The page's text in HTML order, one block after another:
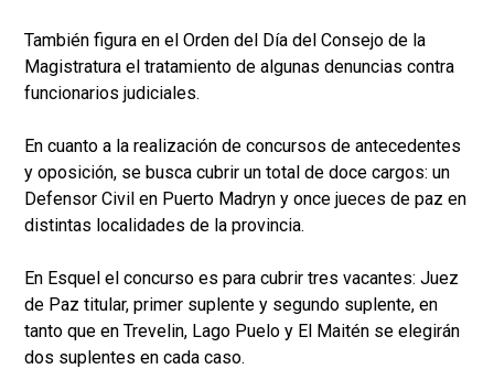
También figura en el Orden del Día del Consejo de la
Magistratura el tratamiento de algunas denuncias contra
funcionarios judiciales.
En cuanto a la realización de concursos de antecedentes
y oposición, se busca cubrir un total de doce cargos: un
Defensor Civil en Puerto Madryn y once jueces de paz en
distintas localidades de la provincia.
En Esquel el concurso es para cubrir tres vacantes: Juez
de Paz titular, primer suplente y segundo suplente, en
tanto que en Trevelin, Lago Puelo y El Maitén se elegirán
dos suplentes en cada caso.